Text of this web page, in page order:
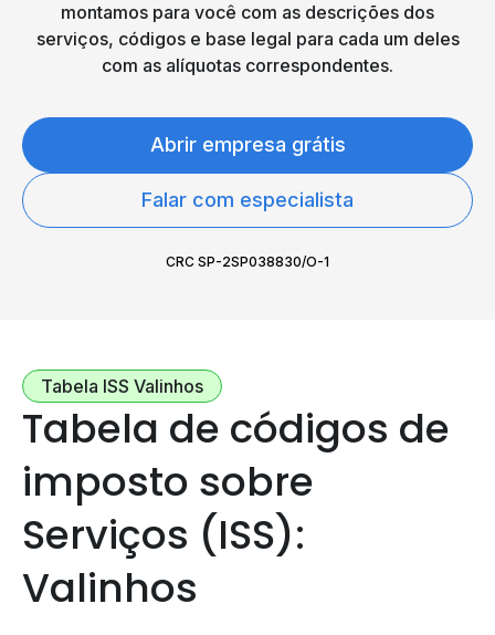
montamos para você com as descrições dos
serviços, códigos e base legal para cada um deles
com as alíquotas correspondentes.
Abrir empresa grátis
Falar com especialista
CRC SP-2SP038830/O-1
Tabela ISS Valinhos
Tabela de códigos de
imposto sobre
Serviços (ISS):
Valinhos